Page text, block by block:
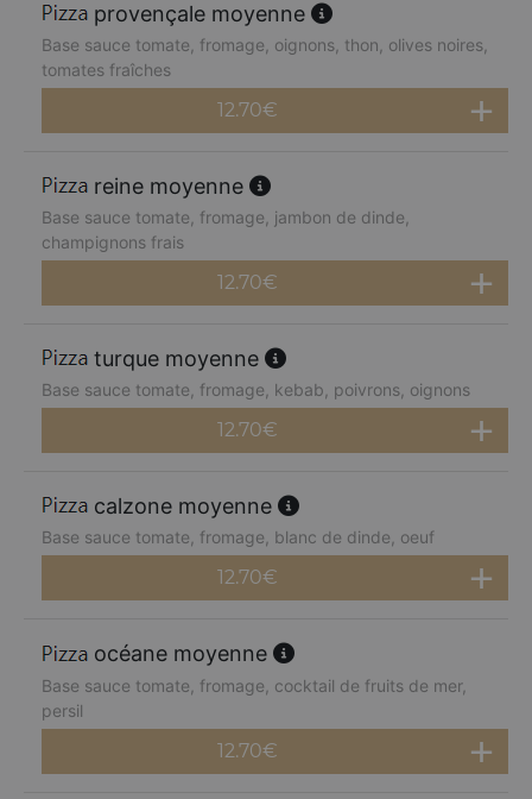
provençale moyenne
Base sauce tomate, fromage, oignons, thon, olives noires,
tomates fraîches
12.70€
reine moyenne
Base sauce tomate, fromage, jambon de dinde,
champignons frais
12.70€
turque moyenne
Base sauce tomate, fromage, kebab, poivrons, oignons
12.70€
calzone moyenne
Base sauce tomate, fromage, blanc de dinde, oeuf
12.70€
océane moyenne
Base sauce tomate, fromage, cocktail de fruits de mer,
persil
12.70€